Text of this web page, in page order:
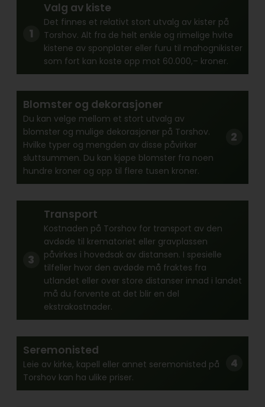
Valg av kiste
Det finnes et relativt stort utvalg av kister på
Torshov. Alt fra de helt enkle og rimelige hvite
kistene av sponplater eller furu til mahognikister
som fort kan koste opp mot 60.000,– kroner.
Blomster og dekorasjoner
Du kan velge mellom et stort utvalg av
blomster og mulige dekorasjoner på Torshov.
Hvilke typer og mengden av disse påvirker
sluttsummen. Du kan kjøpe blomster fra noen
hundre kroner og opp til flere tusen kroner.
Transport
Kostnaden på Torshov for transport av den
avdøde til krematoriet eller gravplassen
påvirkes i hovedsak av distansen. I spesielle
tilfeller hvor den avdøde må fraktes fra
utlandet eller over store distanser innad i landet
må du forvente at det blir en del
ekstrakostnader.
Seremonisted
Leie av kirke, kapell eller annet seremonisted på
Torshov kan ha ulike priser.